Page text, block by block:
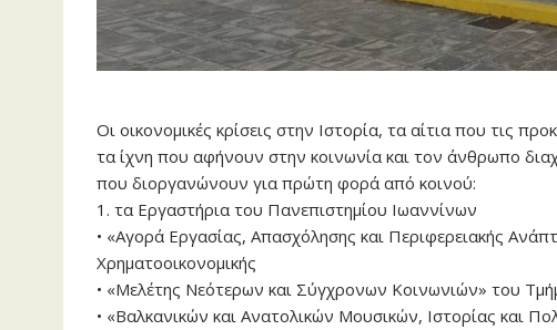
Οι οικονομικές κρίσεις στην Ιστορία, τα αίτια που τις
τα ίχνη που αφήνουν στην κοινωνία και τον άνθρωπο
που διοργανώνουν για πρώτη φορά από κοινού:
1. τα Εργαστήρια του Πανεπιστημίου Ιωαννίνων
• «Αγορά Εργασίας, Απασχόλησης και Περιφερειακής
Χρηματοοικονομικής
• «Μελέτης Νεότερων και Σύγχρονων Κοινωνιών» του
• «Βαλκανικών και Ανατολικών Μουσικών, Ιστορίας και